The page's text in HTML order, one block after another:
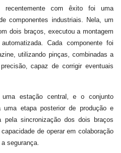
recentemente com êxito foi uma
componentes industriais. Nela, um
dois braços, executou a montagem
Cada componente foi
utilizando pinças, combinadas a
capaz de corrigir eventuais
estação central, e o conjunto
uma etapa posterior de produção e
sincronização dos dois braços
de operar em colaboração
segurança.